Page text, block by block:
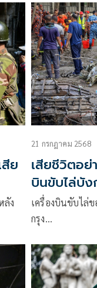
ย
ลัง
21 กรกฎาคม 2568
เสียชีวิตอย่
บินขับไล่บัง
เครื่องบินขับไล่
กรุง…